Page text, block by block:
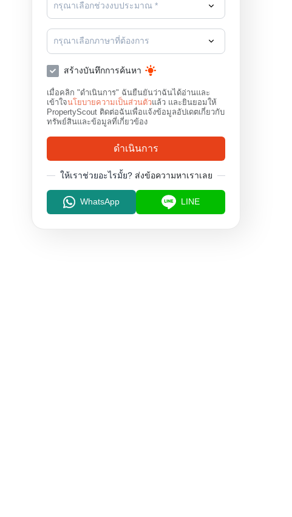
สุราษฎร์ธานี
กรุณาเลือกช่วงงบประมาณ *
กรุณาเลือกภาษาที่ต้องการ
สร้างบันทึกการค้นหา
เมื่อคลิก "ดำเนินการ" ฉันยืนยันว่าฉันได้อ่านและ
เข้าใจนโยบายความเป็นส่วนตัวแล้ว และยินยอมให้
PropertyScout ติดต่อฉันเพื่อแจ้งข้อมูลอัปเดตเกี่ยวกับ
ทรัพย์สินและข้อมูลที่เกี่ยวข้อง
ดำเนินการ
ให้เราช่วยอะไรมั้ย? ส่งข้อความหาเราเลย
WhatsApp LINE